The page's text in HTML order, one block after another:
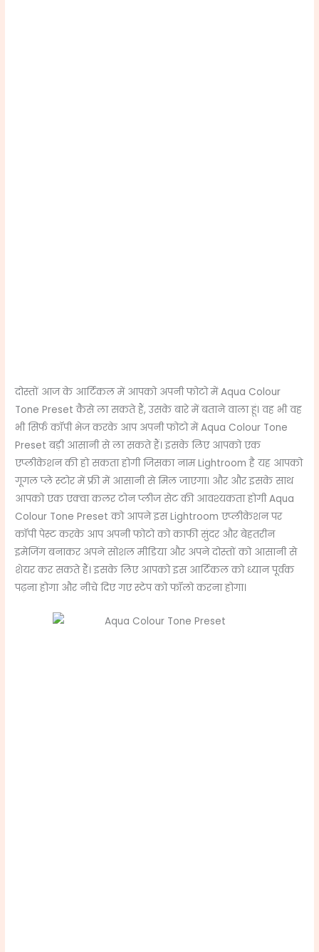
दोस्तों आज के आर्टिकल में आपको अपनी फोटो में Aqua Colour
Tone Preset कैसे ला सकते हैं, उसके बारे में बताने वाला हूं। वह भी वह
भी सिर्फ कॉपी भेज करके आप अपनी फोटो में Aqua Colour Tone
Preset बड़ी आसानी से ला सकते हैं। इसके लिए आपको एक
एप्लीकेशन की हो सकता होगी जिसका नाम Lightroom है यह आपको
गूगल प्ले स्टोर में फ्री में आसानी से मिल जाएगा। और और इसके साथ
आपको एक एक्वा कलर टोन प्लीज सेट की आवश्यकता होगी Aqua
Colour Tone Preset को आपने इस Lightroom एप्लीकेशन पर
कॉपी पेस्ट करके आप अपनी फोटो को काफी सुंदर और बेहतरीन
इमेजिंग बनाकर अपने सोशल मीडिया और अपने दोस्तों को आसानी से
शेयर कर सकते हैं। इसके लिए आपको इस आर्टिकल को ध्यान पूर्वक
पढ़ना होगा और नीचे दिए गए स्टेप को फॉलो करना होगा।